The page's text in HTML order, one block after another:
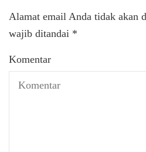
Alamat email Anda tidak akan
wajib ditandai *
Komentar